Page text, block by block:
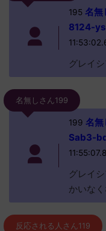
195名無
8124-
グレイ
名無しさん199
199 名無
Sab3-
グレイ
かいな
反応される人さん119